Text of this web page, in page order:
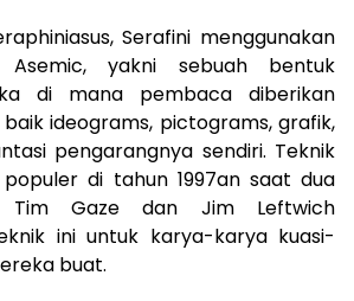
Serafini menggunakan
Asemic, yakni sebuah bentuk
di mana pembaca diberikan
ideograms, pictograms, grafik,
pengarangnya sendiri. Teknik
di tahun 1997an saat dua
Tim Gaze dan Jim Leftwich
ini untuk karya-karya kuasi-
buat.